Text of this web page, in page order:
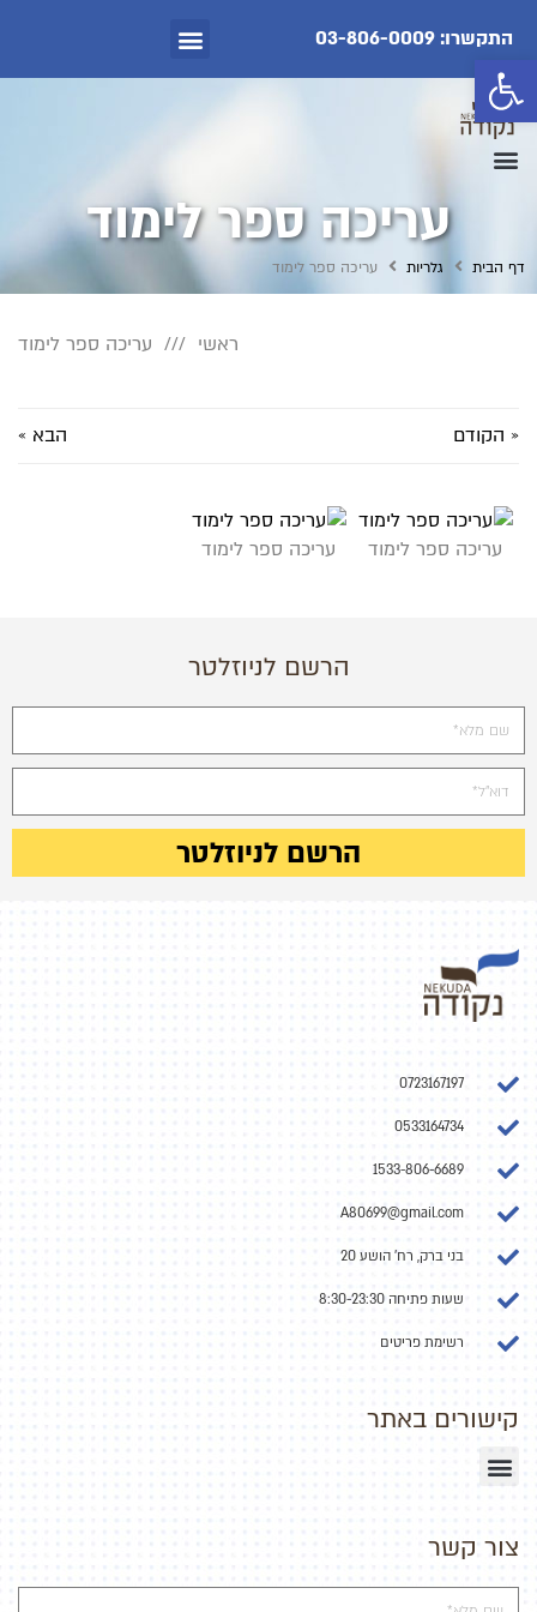
פתח סרגל נגישות
התקשרו: 03-806-0009
עריכה ספר לימוד
דף הבית גלריות עריכה ספר לימוד
ראשי עריכה ספר לימוד
« הקודם הבא »
עריכה ספר לימוד עריכה ספר לימוד
הרשם לניוזלטר
הרשם לניוזלטר
0723167197
0533164734
1533-806-6689
A80699@gmail.com
בני ברק, רח' הושע 20
שעות פתיחה 8:30-23:30
רשימת פריטים
קישורים באתר
צור קשר